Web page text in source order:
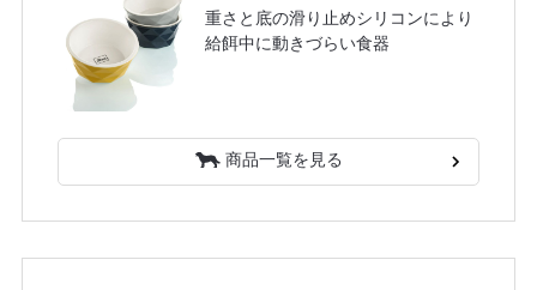
重さと底の滑り止めシリコンにより
給餌中に動きづらい食器
商品一覧を見る